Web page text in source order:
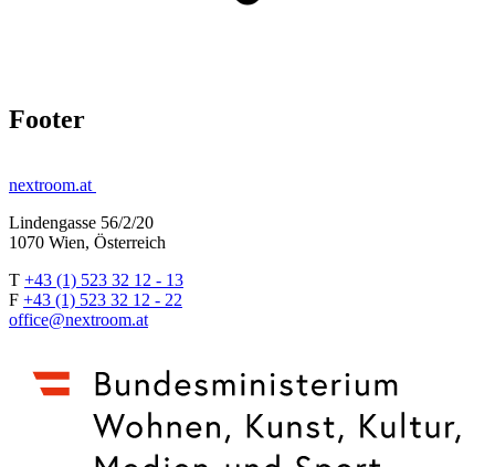
Footer
nextroom.at
Lindengasse 56/2/20
1070 Wien, Österreich
T +43 (1) 523 32 12 - 13
F +43 (1) 523 32 12 - 22
office@nextroom.at